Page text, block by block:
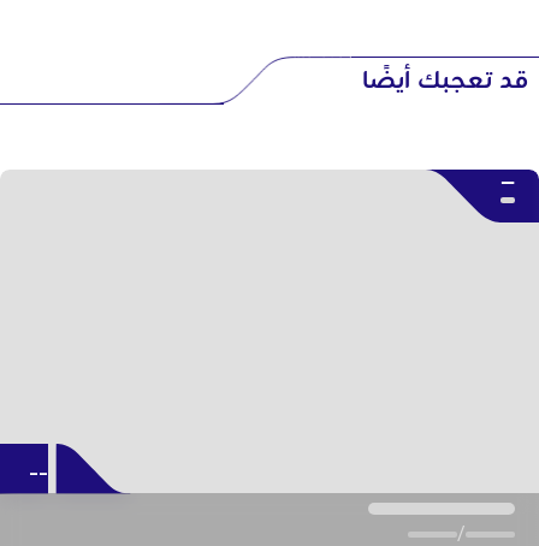
قد تعجبك أيضًا
--
--
/